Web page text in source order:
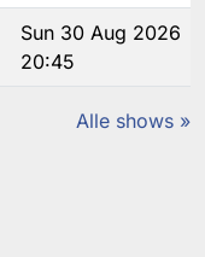
Sun 30 Aug 2026
20:45
Alle shows »